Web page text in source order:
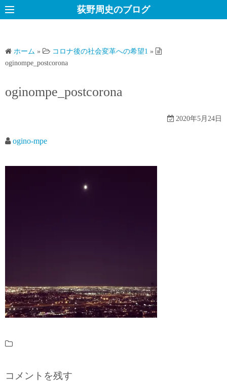
コ
ン
キ
荻野周史のブログ
ホーム » コロナ後の社会変革への希望1 »
oginompe_postcorona
oginompe_postcorona
2020年5月24日
ogino-mpe
コメントを残す